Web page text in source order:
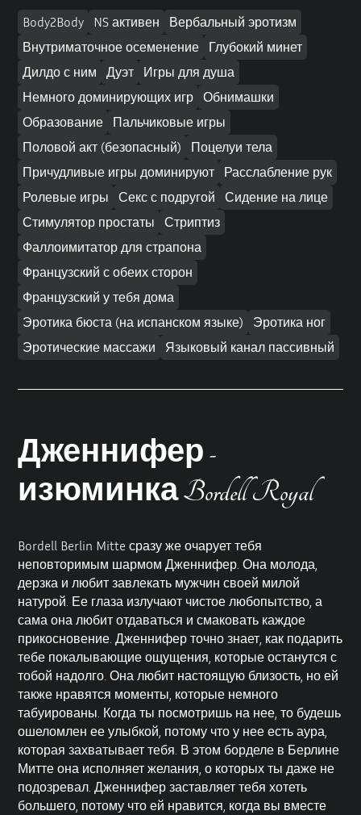
Body2Body NS активен
Вербальный эротизм
Внутриматочное осеменение
Глубокий минет
Дилдо с ним
Дуэт
Игры для душа
Немного доминирующих игр
Обнимашки
Образование
Пальчиковые игры
Половой акт (безопасный)
Поцелуи тела
Причудливые игры доминируют
Расслабление рук
Ролевые игры
Секс с подругой
Сидение на лице
Стимулятор простаты
Стриптиз
Фаллоимитатор для страпона
Французский с обеих сторон
Французский у тебя дома
Эротика бюста (на испанском языке)
Эротика ног
Эротические массажи
Языковый канал пассивный
Дженнифер -
изюминка Bordell Royal
Bordell Berlin Mitte сразу же очарует тебя
неповторимым шармом Дженнифер. Она молода,
дерзка и любит завлекать мужчин своей милой
натурой. Ее глаза излучают чистое любопытство, а
сама она любит отдаваться и смаковать каждое
прикосновение. Дженнифер точно знает, как подарить
тебе покалывающие ощущения, которые останутся с
тобой надолго. Она любит настоящую близость, но ей
также нравятся моменты, которые немного
табуированы. Когда ты посмотришь на нее, то будешь
ошеломлен ее улыбкой, потому что у нее есть аура,
которая захватывает тебя. В этом борделе в Берлине
Митте она исполняет желания, о которых ты даже не
подозревал. Дженнифер заставляет тебя хотеть
большего, потому что ей нравится, когда вы вместе